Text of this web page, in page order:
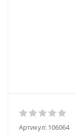
Артикул: 106064